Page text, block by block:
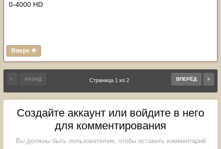
0-4000 HD
Вверх
НАЗАД ВПЕРЁД
Страница 1 из 2
Создайте аккаунт или войдите в него
для комментирования
Вы должны быть пользователем, чтобы оставить комментарий